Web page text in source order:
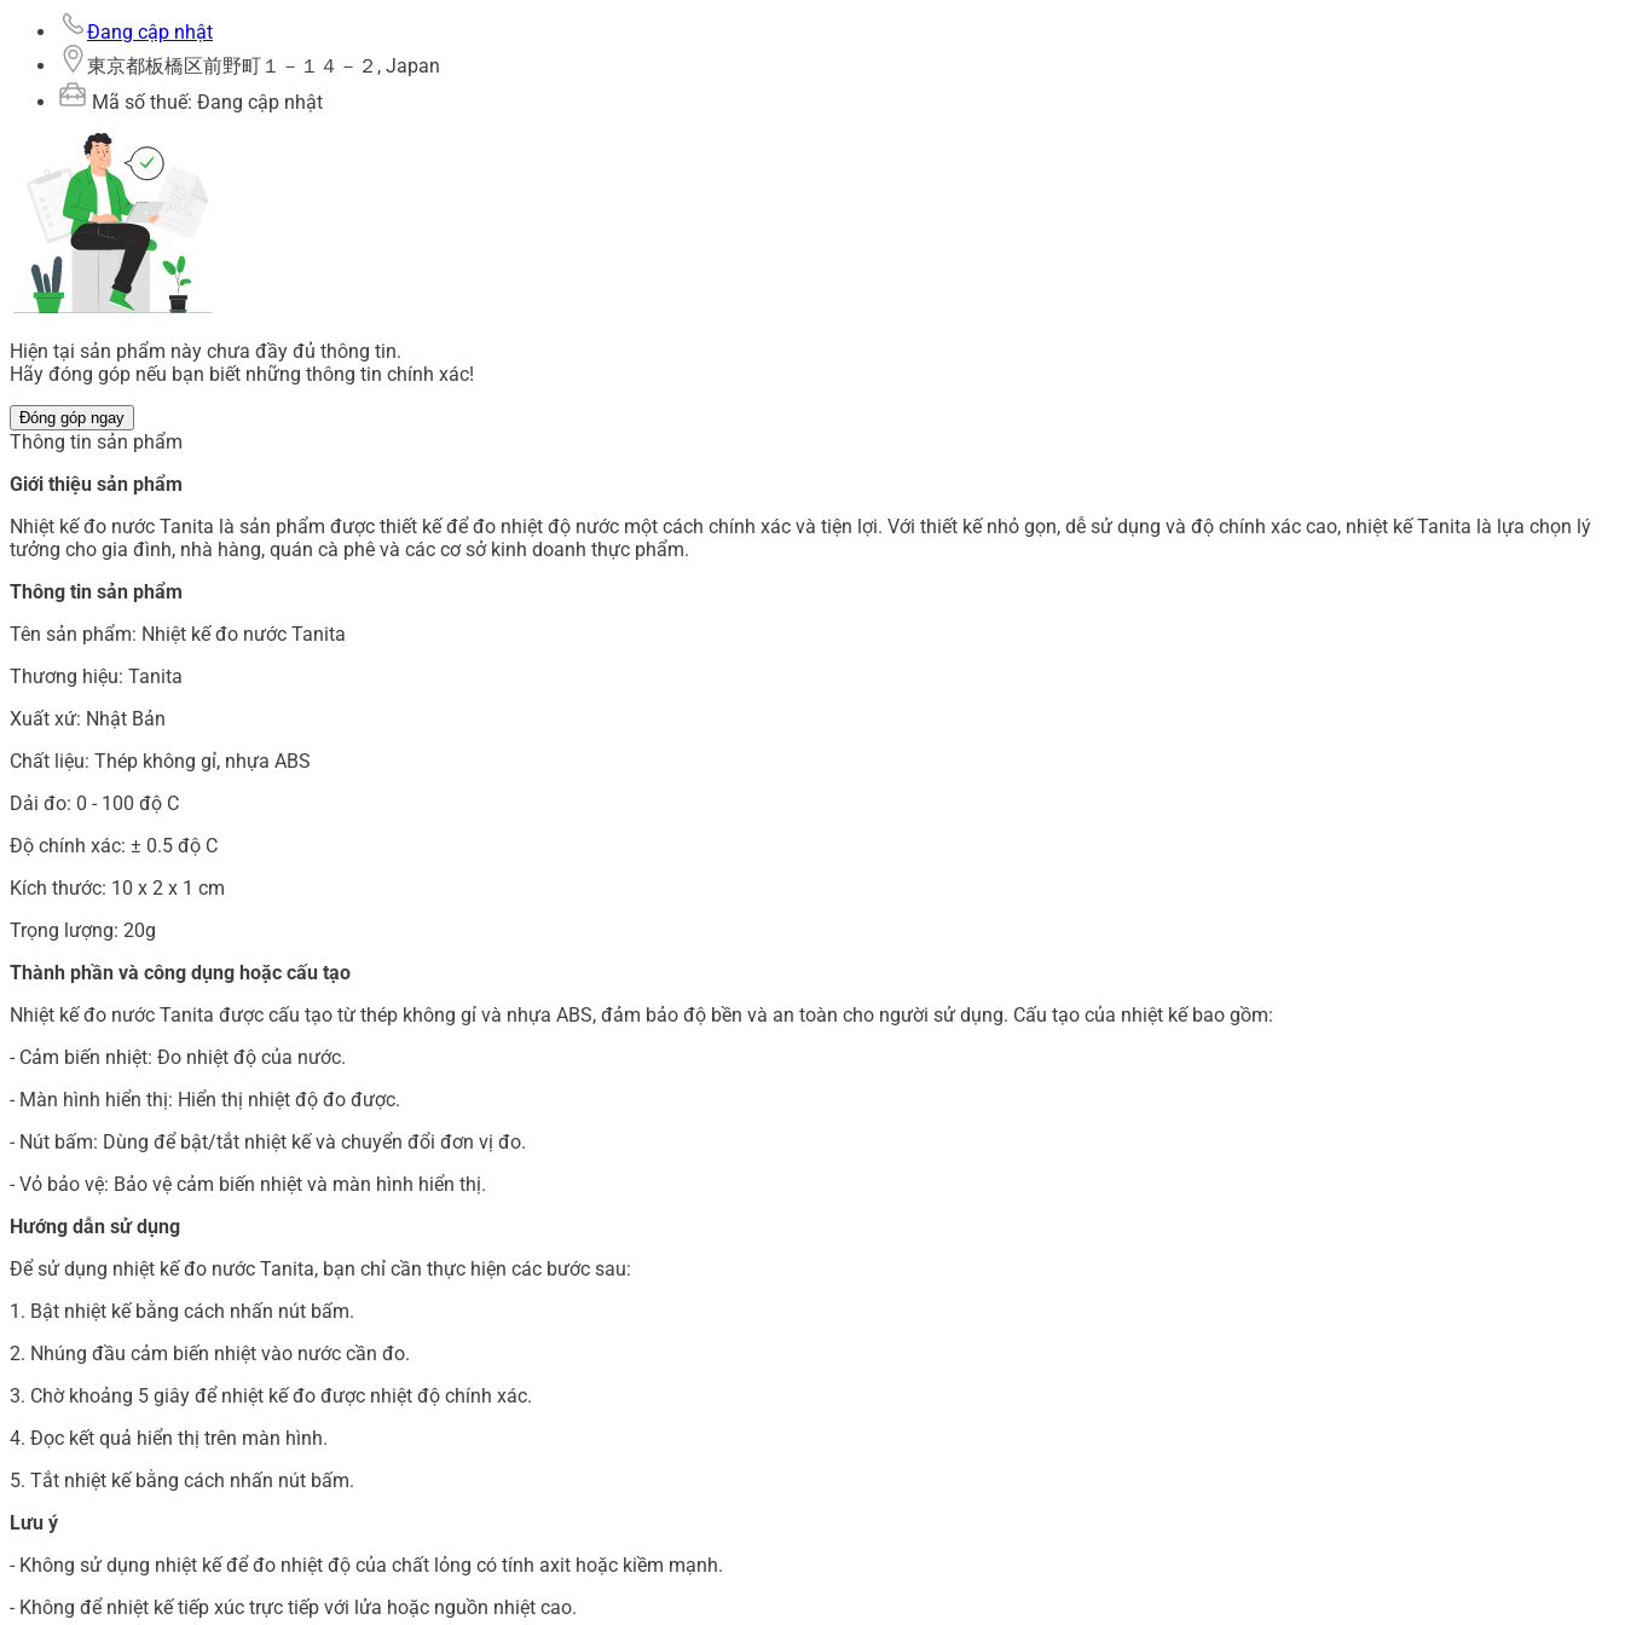
Đang cập nhật
東京都板橋区前野町１－１４－２, Japan
Mã số thuế: Đang cập nhật
Hiện tại sản phẩm này chưa đầy đủ thông tin.
Hãy đóng góp nếu bạn biết những thông tin chính xác!
Đóng góp ngay
Thông tin sản phẩm
Giới thiệu sản phẩm
Nhiệt kế đo nước Tanita là sản phẩm được thiết kế để đo nhiệt độ nước một cách chính xác và tiện lợi. Với thiết kế nhỏ gọn, dễ sử dụng và độ chính xác cao, nhiệt kế Tanita là lựa chọn lý
tưởng cho gia đình, nhà hàng, quán cà phê và các cơ sở kinh doanh thực phẩm.
Thông tin sản phẩm
Tên sản phẩm: Nhiệt kế đo nước Tanita
Thương hiệu: Tanita
Xuất xứ: Nhật Bản
Chất liệu: Thép không gỉ, nhựa ABS
Dải đo: 0 - 100 độ C
Độ chính xác: ± 0.5 độ C
Kích thước: 10 x 2 x 1 cm
Trọng lượng: 20g
Thành phần và công dụng hoặc cấu tạo
Nhiệt kế đo nước Tanita được cấu tạo từ thép không gỉ và nhựa ABS, đảm bảo độ bền và an toàn cho người sử dụng. Cấu tạo của nhiệt kế bao gồm:
- Cảm biến nhiệt: Đo nhiệt độ của nước.
- Màn hình hiển thị: Hiển thị nhiệt độ đo được.
- Nút bấm: Dùng để bật/tắt nhiệt kế và chuyển đổi đơn vị đo.
- Vỏ bảo vệ: Bảo vệ cảm biến nhiệt và màn hình hiển thị.
Hướng dẫn sử dụng
Để sử dụng nhiệt kế đo nước Tanita, bạn chỉ cần thực hiện các bước sau:
1. Bật nhiệt kế bằng cách nhấn nút bấm.
2. Nhúng đầu cảm biến nhiệt vào nước cần đo.
3. Chờ khoảng 5 giây để nhiệt kế đo được nhiệt độ chính xác.
4. Đọc kết quả hiển thị trên màn hình.
5. Tắt nhiệt kế bằng cách nhấn nút bấm.
Lưu ý
- Không sử dụng nhiệt kế để đo nhiệt độ của chất lỏng có tính axit hoặc kiềm mạnh.
- Không để nhiệt kế tiếp xúc trực tiếp với lửa hoặc nguồn nhiệt cao.